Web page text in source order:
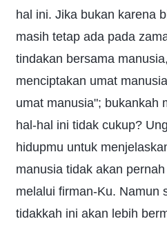
hal ini. Jika bukan karena
masih tetap ada pada
tindakan bersama
menciptakan umat
umat manusia"; bukankah
hal-hal ini tidak cukup?
hidupmu untuk
manusia tidak akan
melalui firman-Ku. Namun
tidakkah ini akan lebih